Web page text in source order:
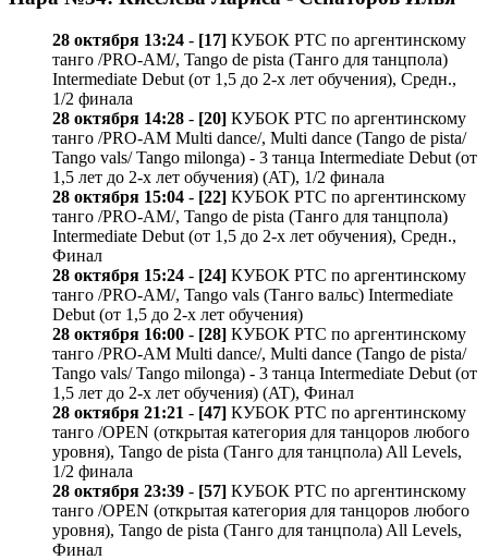
28 октября 13:24 - [17] КУБОК РТС по аргентинскому
танго /PRO-AM/, Tango de pista (Танго для танцпола)
Intermediate Debut (от 1,5 до 2-х лет обучения), Средн.,
1/2 финала
28 октября 14:28 - [20] КУБОК РТС по аргентинскому
танго /PRO-AM Multi dance/, Multi dance (Tango de pista/
Tango vals/ Tango milonga) - 3 танца Intermediate Debut (от
1,5 лет до 2-х лет обучения) (AT), 1/2 финала
28 октября 15:04 - [22] КУБОК РТС по аргентинскому
танго /PRO-AM/, Tango de pista (Танго для танцпола)
Intermediate Debut (от 1,5 до 2-х лет обучения), Средн.,
Финал
28 октября 15:24 - [24] КУБОК РТС по аргентинскому
танго /PRO-AM/, Tango vals (Танго вальс) Intermediate
Debut (от 1,5 до 2-х лет обучения)
28 октября 16:00 - [28] КУБОК РТС по аргентинскому
танго /PRO-AM Multi dance/, Multi dance (Tango de pista/
Tango vals/ Tango milonga) - 3 танца Intermediate Debut (от
1,5 лет до 2-х лет обучения) (AT), Финал
28 октября 21:21 - [47] КУБОК РТС по аргентинскому
танго /OPEN (открытая категория для танцоров любого
уровня), Tango de pista (Танго для танцпола) All Levels,
1/2 финала
28 октября 23:39 - [57] КУБОК РТС по аргентинскому
танго /OPEN (открытая категория для танцоров любого
уровня), Tango de pista (Танго для танцпола) All Levels,
Финал